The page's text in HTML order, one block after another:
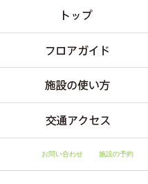
お問い合わせ 施設の予約